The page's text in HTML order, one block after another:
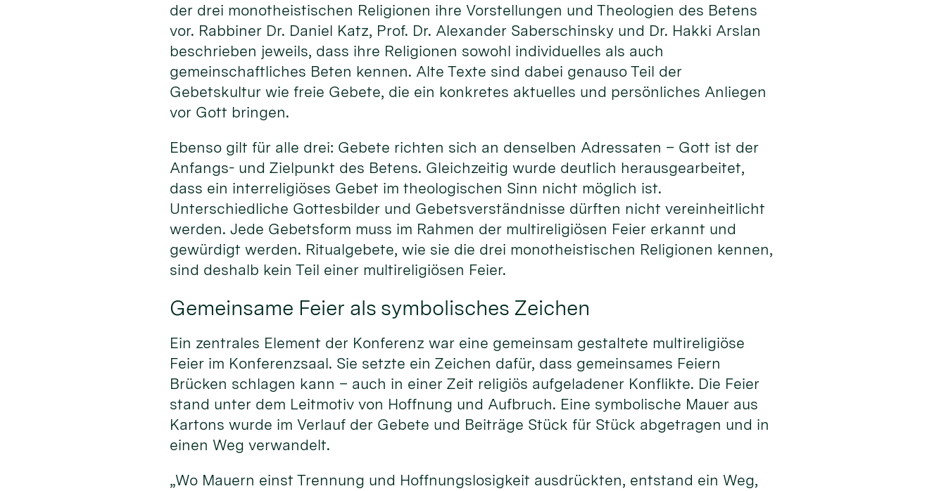
der drei monotheistischen Religionen ihre Vorstellungen und Theologien des Betens
vor. Rabbiner Dr. Daniel Katz, Prof. Dr. Alexander Saberschinsky und Dr. Hakki Arslan
beschrieben jeweils, dass ihre Religionen sowohl individuelles als auch
gemeinschaftliches Beten kennen. Alte Texte sind dabei genauso Teil der
Gebetskultur wie freie Gebete, die ein konkretes aktuelles und persönliches Anliegen
vor Gott bringen.
Ebenso gilt für alle drei: Gebete richten sich an denselben Adressaten – Gott ist der
Anfangs- und Zielpunkt des Betens. Gleichzeitig wurde deutlich herausgearbeitet,
dass ein interreligiöses Gebet im theologischen Sinn nicht möglich ist.
Unterschiedliche Gottesbilder und Gebetsverständnisse dürften nicht vereinheitlicht
werden. Jede Gebetsform muss im Rahmen der multireligiösen Feier erkannt und
gewürdigt werden. Ritualgebete, wie sie die drei monotheistischen Religionen kennen,
sind deshalb kein Teil einer multireligiösen Feier.
Gemeinsame Feier als symbolisches Zeichen
Ein zentrales Element der Konferenz war eine gemeinsam gestaltete multireligiöse
Feier im Konferenzsaal. Sie setzte ein Zeichen dafür, dass gemeinsames Feiern
Brücken schlagen kann – auch in einer Zeit religiös aufgeladener Konflikte. Die Feier
stand unter dem Leitmotiv von Hoffnung und Aufbruch. Eine symbolische Mauer aus
Kartons wurde im Verlauf der Gebete und Beiträge Stück für Stück abgetragen und in
einen Weg verwandelt.
„Wo Mauern einst Trennung und Hoffnungslosigkeit ausdrückten, entstand ein Weg,